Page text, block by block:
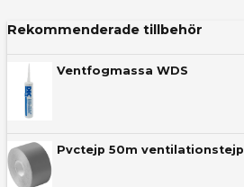
Rekommenderade tillbehör
Ventfogmassa WDS
Pvctejp 50m ventilationstejp